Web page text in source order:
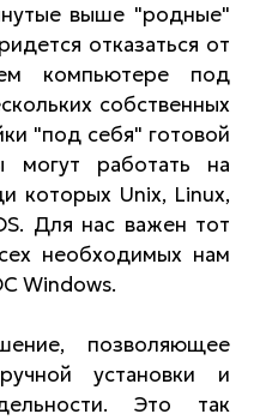
выше "родные"
отказаться от
компьютере под
собственных
"под себя" готовой
могут работать на
которых Unix, Linux,
Для нас важен тот
необходимых нам
Windows.
позволяющее
установки и
Это так